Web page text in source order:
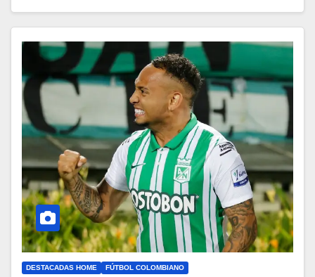
DESTACADAS HOME FÚTBOL COLOMBIANO